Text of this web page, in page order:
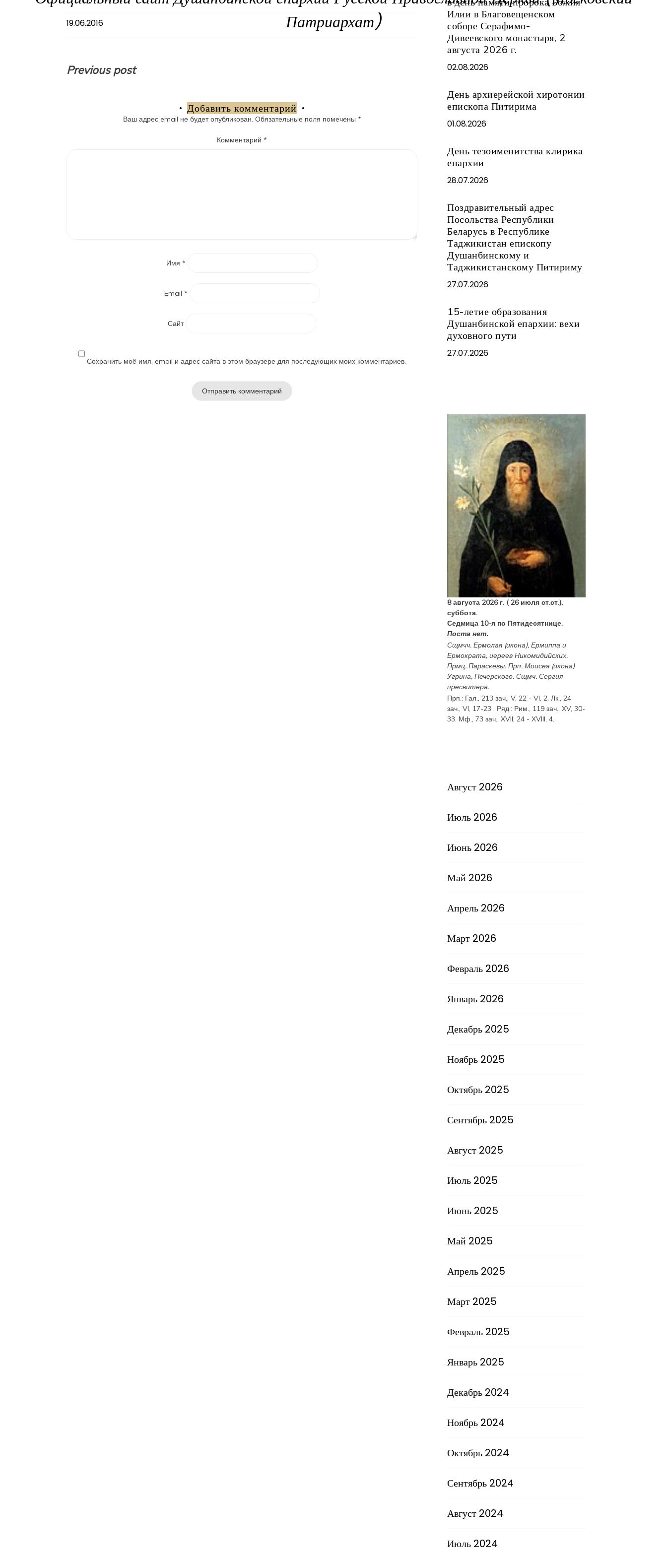
Патриархат)
19.06.2016
Навигация
Previous post
Добавить комментарий
Ваш адрес email не будет опубликован. Обязательные поля помечены *
Комментарий*
Имя *
Email *
Сайт
Сохранить моё имя, email и адрес сайта в этом браузере для последующих моих комментариев.
Илии в Благовещенском
соборе Серафимо-
Дивеевского монастыря, 2
августа 2026 г.
02.08.2026
День архиерейской хиротонии
епископа Питирима
01.08.2026
День тезоименитства клирика
епархии
28.07.2026
Поздравительный адрес
Посольства Республики
Беларусь в Республике
Таджикистан епископу
Душанбинскому и
Таджикистанскому Питириму
27.07.2026
15-летие образования
Душанбинской епархии: вехи
духовного пути
27.07.2026
8 августа 2026 г. ( 26 июля ст.ст.),
суббота.
Седмица 10-я по Пятидесятнице.
Поста нет.
Сщмчч.Ермолая (икона),Ермиппа и
Ермократа, иереев Никомидийских.
Прмц.Параскевы. Прп.Моисея (икона)
Угрина, Печерского. Сщмч.Сергия
пресвитера.
Прп.: Гал., 213 зач., V, 22 - VI, 2. Лк., 24
зач., VI, 17-23
. Ряд.: Рим., 119 зач., XV, 30-
33. Мф., 73 зач., XVII, 24 - XVIII, 4.
Август 2026
Июль 2026
Июнь 2026
Май 2026
Апрель 2026
Март 2026
Февраль 2026
Январь 2026
Декабрь 2025
Ноябрь 2025
Октябрь 2025
Сентябрь 2025
Август 2025
Июль 2025
Июнь 2025
Май 2025
Апрель 2025
Март 2025
Февраль 2025
Январь 2025
Декабрь 2024
Ноябрь 2024
Октябрь 2024
Сентябрь 2024
Август 2024
Июль 2024